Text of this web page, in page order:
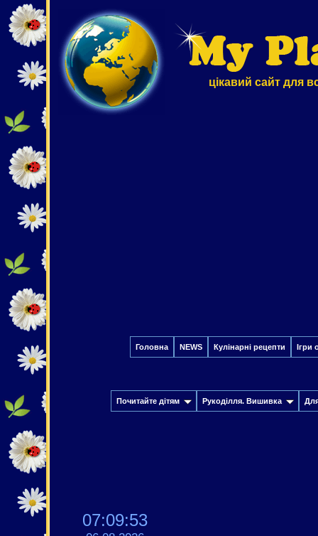
цікавий сайт для
Головна NEWS Кулінарні рецепти Ігри
Почитайте дітям Рукоділля. Вишивка
07:09:54